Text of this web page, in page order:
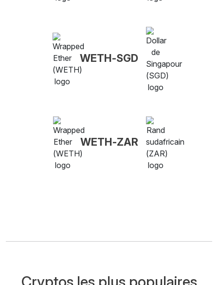
WETH-SGD
WETH-ZAR
Cryptos les plus populaires